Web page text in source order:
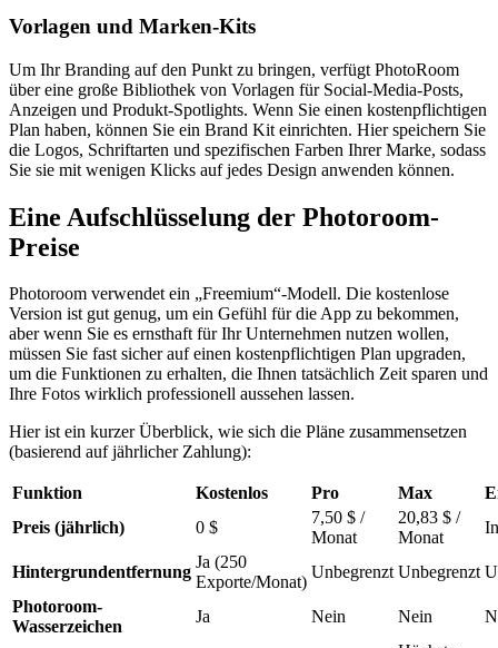
Vorlagen und Marken-Kits
Um Ihr Branding auf den Punkt zu bringen, verfügt PhotoRoom
über eine große Bibliothek von Vorlagen für Social-Media-Posts,
Anzeigen und Produkt-Spotlights. Wenn Sie einen kostenpflichtigen
Plan haben, können Sie ein Brand Kit einrichten. Hier speichern Sie
die Logos, Schriftarten und spezifischen Farben Ihrer Marke, sodass
Sie sie mit wenigen Klicks auf jedes Design anwenden können.
Eine Aufschlüsselung der Photoroom-
Preise
Photoroom verwendet ein „Freemium“-Modell. Die kostenlose
Version ist gut genug, um ein Gefühl für die App zu bekommen,
aber wenn Sie es ernsthaft für Ihr Unternehmen nutzen wollen,
müssen Sie fast sicher auf einen kostenpflichtigen Plan upgraden,
um die Funktionen zu erhalten, die Ihnen tatsächlich Zeit sparen und
Ihre Fotos wirklich professionell aussehen lassen.
Hier ist ein kurzer Überblick, wie sich die Pläne zusammensetzen
(basierend auf jährlicher Zahlung):
Funktion Kostenlos Pro Max
Preis (jährlich)
0 $
7,50 $ /
Monat
20,83 $ /
Monat
Hintergrundentfernung
Ja (250
Exporte/Monat)
Unbegrenzt Unbegrenzt
Photoroom-
Wasserzeichen
Ja Nein Nein